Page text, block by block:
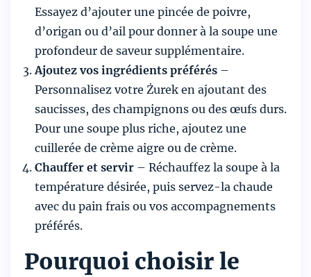
Essayez d’ajouter une pincée de poivre,
d’origan ou d’ail pour donner à la soupe une
profondeur de saveur supplémentaire.
Ajoutez vos ingrédients préférés –
Personnalisez votre Żurek en ajoutant des
saucisses, des champignons ou des œufs durs.
Pour une soupe plus riche, ajoutez une
cuillerée de crème aigre ou de crème.
Chauffer et servir – Réchauffez la soupe à la
température désirée, puis servez-la chaude
avec du pain frais ou vos accompagnements
préférés.
Pourquoi choisir le